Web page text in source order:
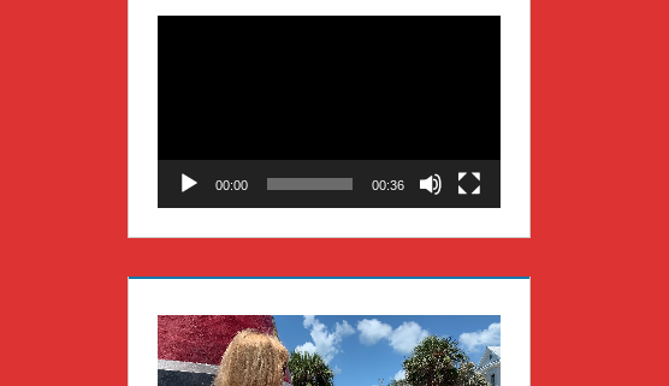
00:00 00:36